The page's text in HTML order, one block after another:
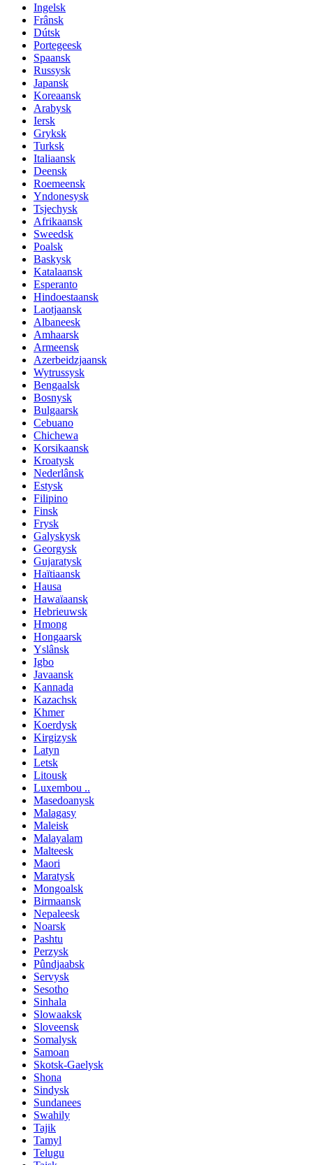
Ingelsk
Frânsk
Dútsk
Portegeesk
Spaansk
Russysk
Japansk
Koreaansk
Arabysk
Iersk
Gryksk
Turksk
Italiaansk
Deensk
Roemeensk
Yndonesysk
Tsjechysk
Afrikaansk
Sweedsk
Poalsk
Baskysk
Katalaansk
Esperanto
Hindoestaansk
Laotjaansk
Albaneesk
Amhaarsk
Armeensk
Azerbeidzjaansk
Wytrussysk
Bengaalsk
Bosnysk
Bulgaarsk
Cebuano
Chichewa
Korsikaansk
Kroatysk
Nederlânsk
Estysk
Filipino
Finsk
Frysk
Galyskysk
Georgysk
Gujaratysk
Haïtiaansk
Hausa
Hawaïaansk
Hebrieuwsk
Hmong
Hongaarsk
Yslânsk
Igbo
Javaansk
Kannada
Kazachsk
Khmer
Koerdysk
Kirgizysk
Latyn
Letsk
Litousk
Luxembou ..
Masedoanysk
Malagasy
Maleisk
Malayalam
Malteesk
Maori
Maratysk
Mongoalsk
Birmaansk
Nepaleesk
Noarsk
Pashtu
Perzysk
Pûndjaabsk
Servysk
Sesotho
Sinhala
Slowaaksk
Sloveensk
Somalysk
Samoan
Skotsk-Gaelysk
Shona
Sindysk
Sundanees
Swahily
Tajik
Tamyl
Telugu